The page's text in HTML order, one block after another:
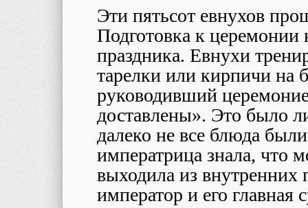
Эти пятьсот евнухов
Подготовка к церемонии
праздника. Евнухи
тарелки или кирпичи на
руководивший
доставлены». Это было
далеко не все блюда
императрица знала, что
выходила из внутренних
император и его главная